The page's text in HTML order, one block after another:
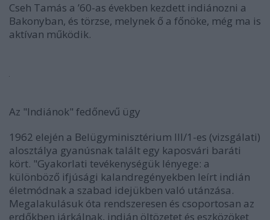
Cseh Tamás a ’60-as években kezdett indiánozni a
Bakonyban, és törzse, melynek ő a főnöke, még ma is
aktívan működik.
Az "Indiánok" fedőnevű ügy
1962 elején a Belügyminisztérium III/1-es (vizsgálati)
alosztálya gyanúsnak talált egy kaposvári baráti
kört. "Gyakorlati tevékenységük lényege: a
különböző ifjúsági kalandregényekben leírt indián
életmódnak a szabad idejükben való utánzása.
Megalakulásuk óta rendszeresen és csoportosan az
erdőkben járkálnak, indián öltözetet és eszközöket